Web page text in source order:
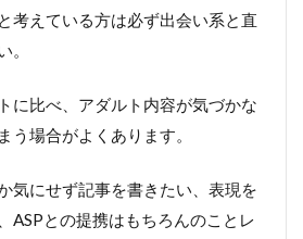
考えている方は必ず出会い系と直
。
に比べ、アダルト内容が気づかな
う場合がよくあります。
気にせず記事を書きたい、表現を
ASPとの提携はもちろんのことレ